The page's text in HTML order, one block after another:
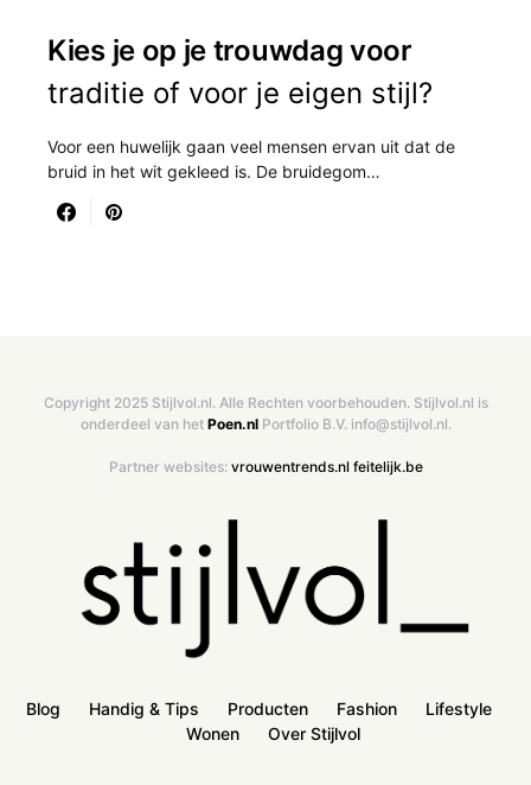
Kies je op je trouwdag voor
traditie of voor je eigen stijl?
Voor een huwelijk gaan veel mensen ervan uit dat de
bruid in het wit gekleed is. De bruidegom…
Copyright 2025 Stijlvol.nl. Alle Rechten voorbehouden. Stijlvol.nl is
onderdeel van het Poen.nlPortfolio B.V. info@stijlvol.nl.
Partner websites: vrouwentrends.nl feitelijk.be
Blog Handig & Tips Producten Fashion
Lifestyle
Wonen
Over Stijlvol